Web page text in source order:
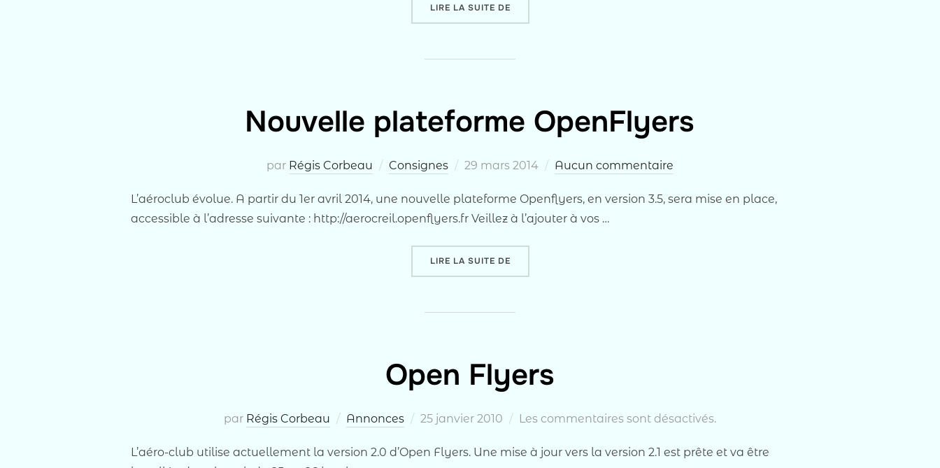
LIRE LA SUITE DE« NOUVEL OPENFLYERS »
Nouvelle plateforme OpenFlyers
par Régis Corbeau Consignes
Publié
29 mars 2014 Aucun commentaire
L’aéroclub évolue. A partir du 1er avril 2014, une nouvelle plateforme Openflyers, en version 3.5, sera mise en place,
accessible à l’adresse suivante : http://aerocreil.openflyers.fr Veillez à l’ajouter à vos …
LIRE LA SUITE DE« NOUVELLE PLATEFORME OPENFLYERS »
Open Flyers
par Régis Corbeau Annonces
Publié
25 janvier 2010 Les commentaires sont désactivés.
L’aéro-club utilise actuellement la version 2.0 d’Open Flyers. Une mise à jour vers la version 2.1 est prête et va être